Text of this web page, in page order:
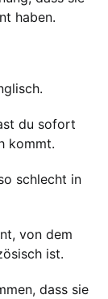
haben.
du sofort
kommt.
schlecht in
von dem
ist.
dass sie